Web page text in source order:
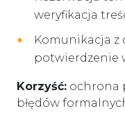
weryfikacja
Komunikacja
potwierdzenie
Korzyść: ochrona
błędów